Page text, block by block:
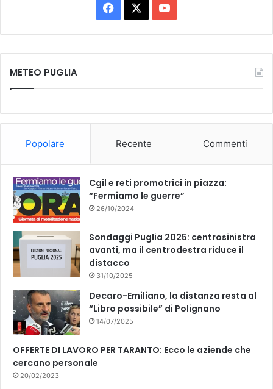
Facebook You
Tube
METEO PUGLIA
Popolare Recente Commenti
Cgil e reti promotrici in piazza:
“Fermiamo le guerre”
26/10/2024
Sondaggi Puglia 2025: centrosinistra
avanti, ma il centrodestra riduce il
distacco
31/10/2025
Decaro-Emiliano, la distanza resta al
“Libro possibile” di Polignano
14/07/2025
OFFERTE DI LAVORO PER TARANTO: Ecco le aziende che
cercano personale
20/02/2023